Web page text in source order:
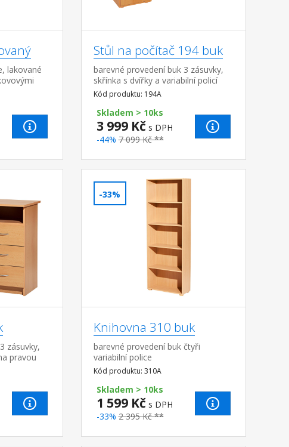
lakované
rozměr
× 10,6
Stůl na počítač 194 buk
barevné provedení buk 3 zásuvky,
skřínka s dvířky a variabilní policí
výsuv pro klávesnici je součástí
dodávky (montáž volitelná)
Kód produktu: 194A
Skladem > 10ks
3 999 Kč s DPH
-44% 7 099 Kč **
zásuvky,
pravou
-33%
Knihovna 310 buk
barevné provedení buk čtyři
variabilní police
Kód produktu: 310A
Skladem > 10ks
1 599 Kč s DPH
-33% 2 395 Kč **